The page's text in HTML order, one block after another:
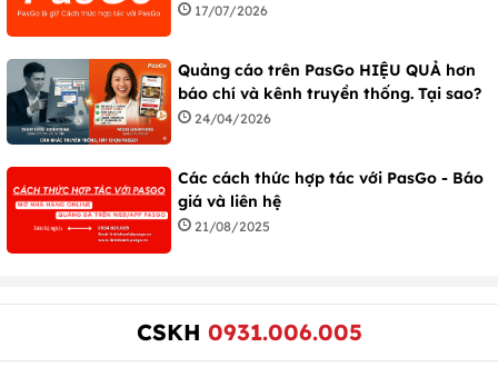
17/07/2026
Quảng cáo trên PasGo HIỆU QUẢ hơn
báo chí và kênh truyền thống. Tại sao?
24/04/2026
Các cách thức hợp tác với PasGo - Báo
giá và liên hệ
21/08/2025
CSKH 0931.006.005